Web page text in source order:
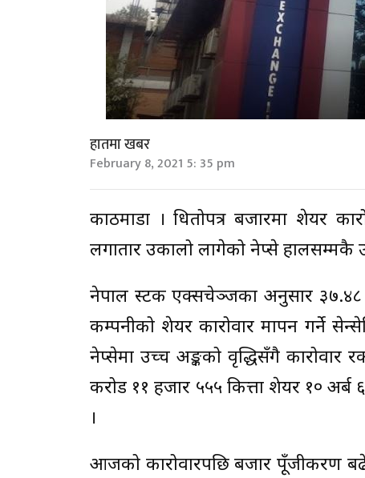
हातमा खबर
February 8, 2021 5: 35 pm
काठमाडौं । धितोपत्र बजारमा शेयर
लगातार उकालो लागेको नेप्से हालसम्मकै
नेपाल स्टक एक्सचेञ्जका अनुसार ३७.४८
कम्पनीको शेयर कारोवार मापन गर्ने
नेप्सेमा उच्च अङ्कको वृद्धिसँगै
करोड ११ हजार ५५५ कित्ता शेयर १०
।
आजको कारोवारपछि बजार पूँजीकरण